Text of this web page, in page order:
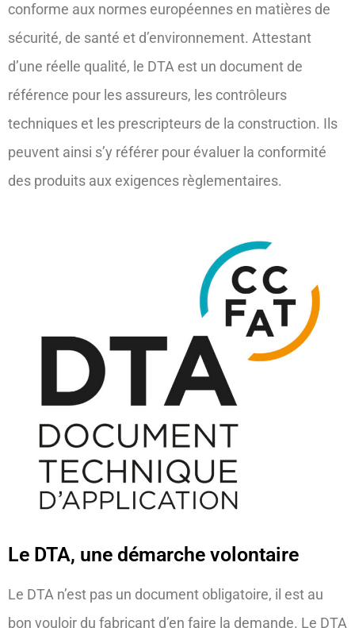
conforme aux normes européennes en matières de
sécurité, de santé et d’environnement. Attestant
d’une réelle qualité, le DTA est un document de
référence pour les assureurs, les contrôleurs
techniques et les prescripteurs de la construction. Ils
peuvent ainsi s’y référer pour évaluer la conformité
des produits aux exigences règlementaires.
Le DTA, une démarche volontaire
Le DTA n’est pas un document obligatoire, il est au
bon vouloir du fabricant d’en faire la demande. Le DTA